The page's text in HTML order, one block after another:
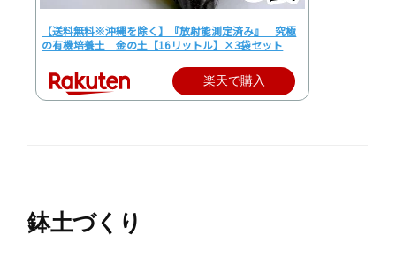
【送料無料※沖縄を除く】『放射能測定済み』 究極
の有機培養土 金の土【16リットル】×3袋セット
楽天で購入
鉢土づくり